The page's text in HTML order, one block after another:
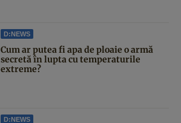
D:NEWS
Cum ar putea fi apa de ploaie o armă
secretă în lupta cu temperaturile
extreme?
D:NEWS